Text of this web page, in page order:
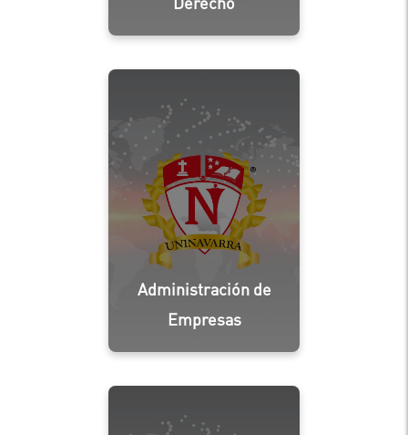
Administración de
Empresas